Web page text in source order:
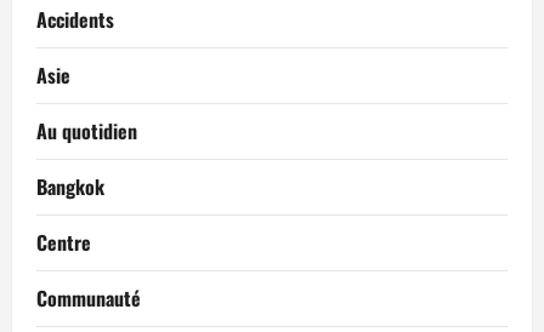
Accidents
Asie
Au quotidien
Bangkok
Centre
Communauté